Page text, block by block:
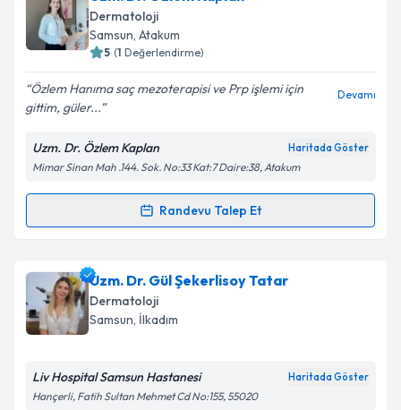
Takvim Talebini Gönder
oluşturun. Size bu uzmandan randevu almanız için bir
takvim hazırlandığında e-posta ile bilgilendireceğiz.
Kişisel verilerimin işlenmesine ilişkin
Aydınlatma
Metni'ni okudum ve kişisel verilerimin belirtilen
kapsamda işlenmesini kabul ediyorum.
Dermatoloji
Samsun, Atakum
5 (1 Değerlendirme)
Özlem Hanıma saç mezoterapisi ve Prp işlemi için
gittim, güler...
Devamı
Uzm. Dr. Özlem Kaplan Haritada Göster
Mimar Sinan Mah .144. Sok. No:33 Kat:7 Daire:38, Atakum
Randevu Talep Et
Randevu Takvimi Talebi
Uzm. Dr. Özlem Kaplaniçin randevu takvimi talebi
oluşturun. Size bu uzmandan randevu almanız için bir
takvim hazırlandığında e-posta ile bilgilendireceğiz.
Uzm. Dr. Gül Şekerlisoy Tatar
Dermatoloji
Samsun, İlkadım
Liv Hospital Samsun Hastanesi Haritada Göster
Hançerli, Fatih Sultan Mehmet Cd No:155, 55020